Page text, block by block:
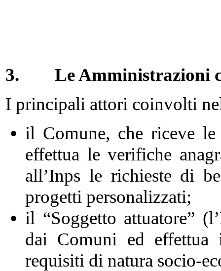
3. Le Amministrazioni
I principali attori coinvolti
il Comune, che riceve
effettua le verifiche
all’Inps le richieste di
progetti personalizzati;
il “Soggetto attuatore”
dai Comuni ed effettua
requisiti di natura socio-